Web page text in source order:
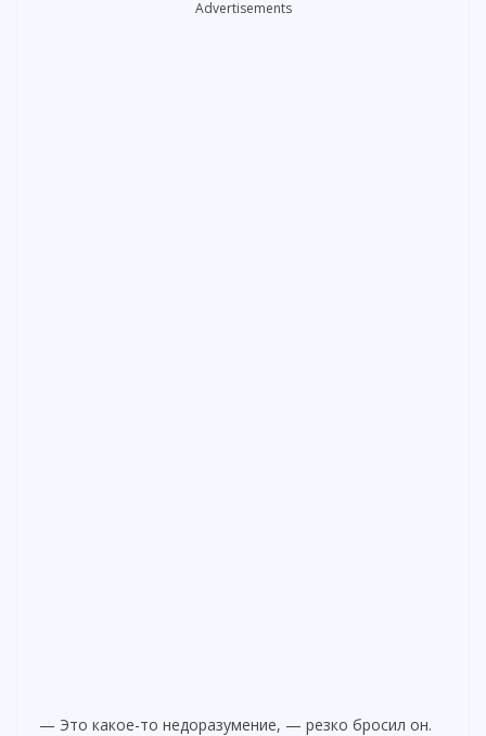
Advertisements
— Это какое-то недоразумение, — резко бросил он.